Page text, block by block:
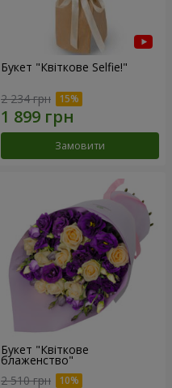
Букет "Квіткове Selfie!"
2 234 грн
Замовити
Букет "Квіткове
блаженство"
2 510 грн